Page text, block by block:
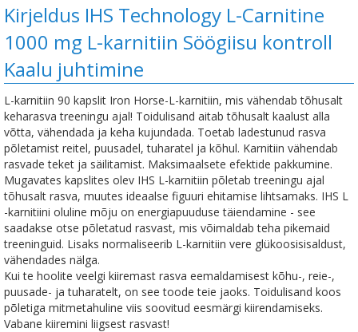
Kirjeldus IHS Technology L-Carnitine
1000 mg L-karnitiin Söögiisu kontroll
Kaalu juhtimine
L-karnitiin 90 kapslit Iron Horse-L-karnitiin, mis vähendab tõhusalt
keharasva treeningu ajal! Toidulisand aitab tõhusalt kaalust alla
võtta, vähendada ja keha kujundada. Toetab ladestunud rasva
põletamist reitel, puusadel, tuharatel ja kõhul. Karnitiin vähendab
rasvade teket ja säilitamist. Maksimaalsete efektide pakkumine.
Mugavates kapslites olev IHS L-karnitiin põletab treeningu ajal
tõhusalt rasva, muutes ideaalse figuuri ehitamise lihtsamaks. IHS L
-karnitiini oluline mõju on energiapuuduse täiendamine - see
saadakse otse põletatud rasvast, mis võimaldab teha pikemaid
treeninguid. Lisaks normaliseerib L-karnitiin vere glükoosisisaldust,
vähendades nälga.
Kui te hoolite veelgi kiiremast rasva eemaldamisest kõhu-, reie-,
puusade- ja tuharatelt, on see toode teie jaoks. Toidulisand koos
põletiga mitmetahuline viis soovitud eesmärgi kiirendamiseks.
Vabane kiiremini liigsest rasvast!